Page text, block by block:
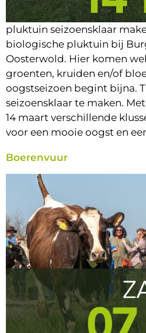
pluktuin seizoensklaar
biologische pluktuin bij
Oosterwold. Hier komen
groenten, kruiden en/of
oogstseizoen begint bijna.
seizoensklaar te maken.
14 maart verschillende
voor een mooie oogst en
Boerenvuur